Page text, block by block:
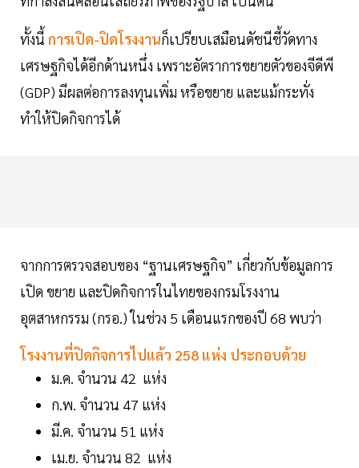
ทั้งนี้ การเปิด-ปิดโรงงานก็เปรียบเสมือนดัชนีชี้วัดทาง
เศรษฐกิจได้อีกด้านหนึ่ง เพราะอัตราการขยายตัวของจีดีพี
(GDP) มีผลต่อการลงทุนเพิ่ม หรือขยาย และแม้กระทั่ง
ทำให้ปิดกิจการได้
จากการตรวจสอบของ “ฐานเศรษฐกิจ” เกี่ยวกับข้อมูลการ
เปิด ขยาย และปิดกิจการในไทยของกรมโรงงาน
อุตสาหกรรม (กรอ.) ในช่วง 5 เดือนแรกของปี 68 พบว่า
โรงงานที่ปิดกิจการไปแล้ว 258 แห่ง ประกอบด้วย
ม.ค. จำนวน 42 แห่ง
ก.พ. จำนวน 47 แห่ง
มี.ค. จำนวน 51 แห่ง
เม.ย. จำนวน 82 แห่ง